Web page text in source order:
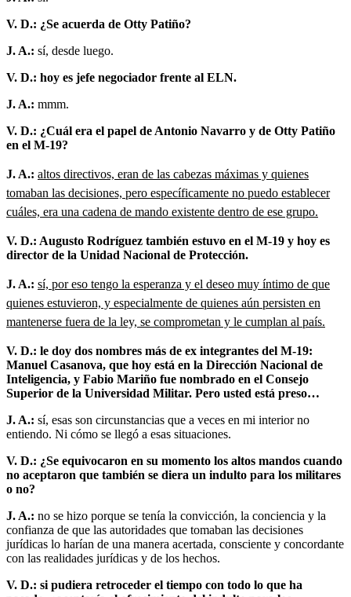
V. D.: ¿Se acuerda de Otty Patiño?
J. A.: sí, desde luego.
V. D.: hoy es jefe negociador frente al ELN.
J. A.: mmm.
V. D.: ¿Cuál era el papel de Antonio Navarro y de Otty Patiño
en el M-19?
J. A.: altos directivos, eran de las cabezas máximas y quienes
tomaban las decisiones, pero específicamente no puedo establecer
cuáles, era una cadena de mando existente dentro de ese grupo.
V. D.: Augusto Rodríguez también estuvo en el M-19 y hoy es
director de la Unidad Nacional de Protección.
J. A.: sí, por eso tengo la esperanza y el deseo muy íntimo de que
quienes estuvieron, y especialmente de quienes aún persisten en
mantenerse fuera de la ley, se comprometan y le cumplan al país.
V. D.: le doy dos nombres más de ex integrantes del M-19:
Manuel Casanova, que hoy está en la Dirección Nacional de
Inteligencia, y Fabio Mariño fue nombrado en el Consejo
Superior de la Universidad Militar. Pero usted está preso…
J. A.: sí, esas son circunstancias que a veces en mi interior no
entiendo. Ni cómo se llegó a esas situaciones.
V. D.: ¿Se equivocaron en su momento los altos mandos cuando
no aceptaron que también se diera un indulto para los militares
o no?
J. A.: no se hizo porque se tenía la convicción, la conciencia y la
confianza de que las autoridades que tomaban las decisiones
jurídicas lo harían de una manera acertada, consciente y concordante
con las realidades jurídicas y de los hechos.
V. D.: si pudiera retroceder el tiempo con todo lo que ha